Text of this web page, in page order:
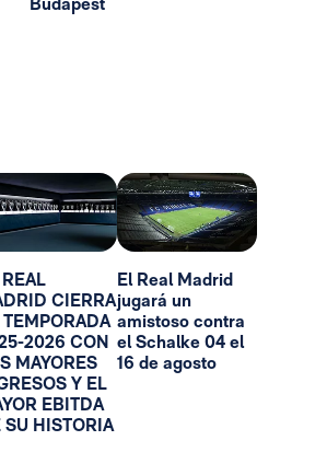
CIERRA
2026 CON
MAYORES
Y EL
EBITDA
SU HISTORIA
El Real Madrid
jugará un
amistoso contra
el Schalke 04 el
16 de agosto